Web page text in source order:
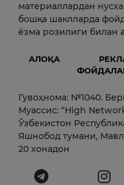
материаллардан
бошқа шаклларда
ёзма розилиги
АЛОҚА
Гувоҳнома: №1040.
Муассис: “High
Ўзбекистон
Яшнобод тумани,
20 хонадон